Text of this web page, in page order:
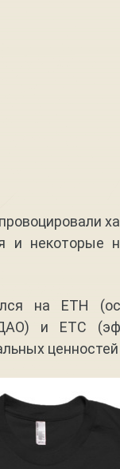
и некоторые
на ETH
и ETC